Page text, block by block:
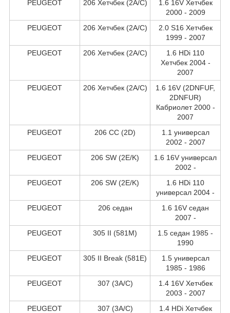
PEUGEOT
206 Хетчбек (2A/C)
1.6 16V Хетчбек
2000 - 2009
PEUGEOT
206 Хетчбек (2A/C)
2.0 S16 Хетчбек
1999 - 2007
PEUGEOT
206 Хетчбек (2A/C)
1.6 HDi 110
Хетчбек 2004 -
2007
PEUGEOT
206 Хетчбек (2A/C)
1.6 16V (2DNFUF,
2DNFUR)
Кабриолет 2000 -
2007
PEUGEOT
206 CC (2D)
1.1 универсал
2002 - 2007
PEUGEOT
206 SW (2E/K)
1.6 16V универсал
2002 -
PEUGEOT
206 SW (2E/K)
1.6 HDi 110
универсал 2004 -
PEUGEOT
206 седан
1.6 16V седан
2007 -
PEUGEOT
305 II (581M)
1.5 седан 1985 -
1990
PEUGEOT
305 II Break (581E)
1.5 универсал
1985 - 1986
PEUGEOT
307 (3A/C)
1.4 16V Хетчбек
2003 - 2007
PEUGEOT
307 (3A/C)
1.4 HDi Хетчбек